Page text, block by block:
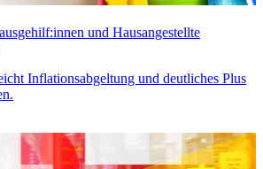
und Hausangestellte
Inflationsabgeltung und deutliches Plus